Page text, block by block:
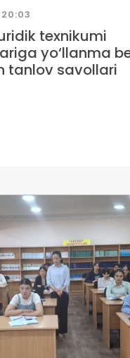
texnikumi
yo‘llanma
tanlov savollari